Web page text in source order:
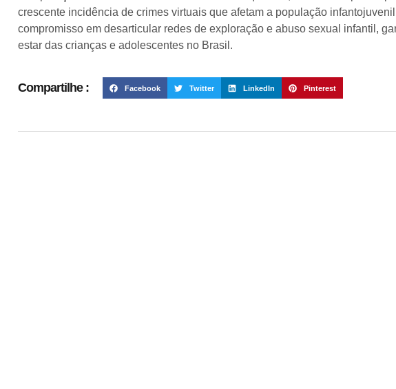
crescente incidência de crimes virtuais que afetam a população
compromisso em desarticular redes de exploração e abuso sexual infantil,
estar das crianças e adolescentes no Brasil.
Compartilhe : Facebook Twitter LinkedIn Pinterest